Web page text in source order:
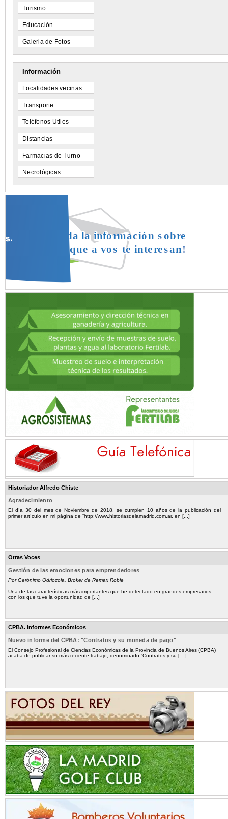
Turismo
Educación
Galeria de Fotos
Información
Localidades vecinas
Transporte
Teléfonos Utiles
Distancias
Farmacias de Turno
Necrológicas
Historiador Alfredo Chiste
Agradecimiento
El día 30 del mes de Noviembre de 2018, se cumplen 10 años de la publicación del
primer artículo en mi página de “http://www.historiasdelamadrid.com.ar, en [...]
Otras Voces
Gestión de las emociones para emprendedores
Por Gerónimo Odriozola, Broker de Remax Roble
Una de las características más importantes que he detectado en grandes empresarios
con los que tuve la oportunidad de [...]
CPBA. Informes Económicos
Nuevo informe del CPBA: "Contratos y su moneda de pago"
El Consejo Profesional de Ciencias Económicas de la Provincia de Buenos Aires (CPBA)
acaba de publicar su más reciente trabajo, denominado “Contratos y su [...]